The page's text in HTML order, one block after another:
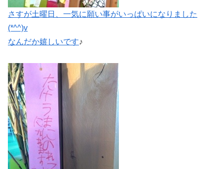
さすが土曜日、一気に願い事がいっぱいになりました
(*^^)v
なんだか嬉しいです♪